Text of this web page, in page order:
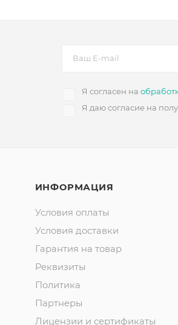
Я согласен на
Я даю согласие на
ИНФОРМАЦИЯ
Условия оплаты
Условия доставки
Гарантия на товар
Реквизиты
Политика
Партнеры
Лицензии и сертификаты